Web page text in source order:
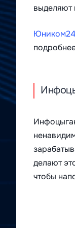
выделяют
Юником24
делают
чтобы